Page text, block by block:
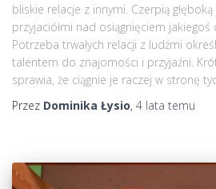
bliskie relacje z innymi. Czerpią
przyjaciółmi nad osiągnięciem jakiegoś
Potrzeba trwałych relacji z ludźmi
talentem do znajomości i przyjaźni.
sprawia, że ciągnie je raczej w stronę
Przez Dominika Łysio, 4 lata temu